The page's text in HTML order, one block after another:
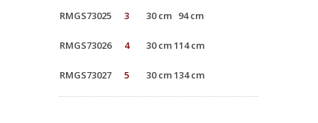
RMGS73025 3 30 cm 94 cm
RMGS73026 4 30 cm 114 cm
RMGS73027 5 30 cm 134 cm